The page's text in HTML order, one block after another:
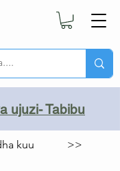
ujuzi- Tabibu
kuu >>